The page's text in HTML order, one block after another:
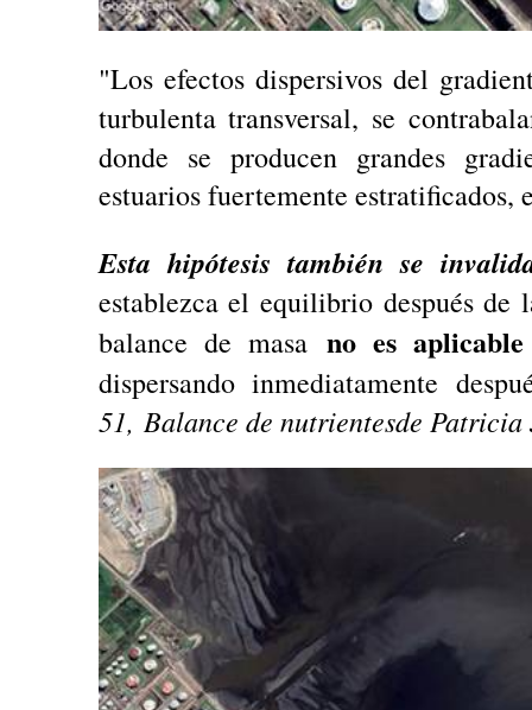
"Los efectos dispersivos del
turbulenta transversal, se
donde se producen grandes
estuarios fuertemente estratificados,
Esta hipótesis también se
establezca el equilibrio después
balance de masa no es aplicable
dispersando inmediatamente
51, Balance de nutrientesde Patricia